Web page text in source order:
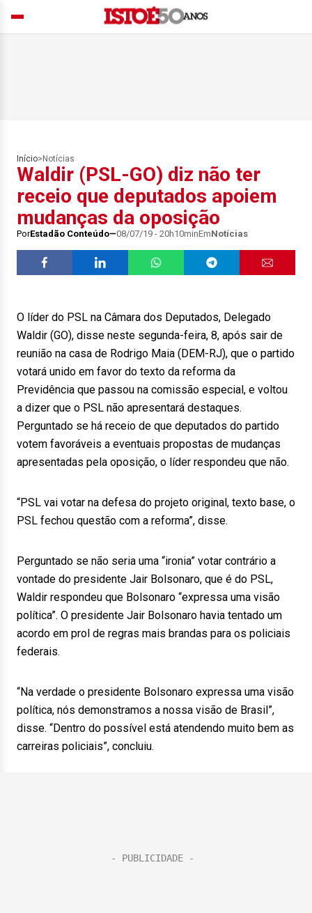
Início> Notícias
Waldir (PSL-GO) diz não ter
receio que deputados apoiem
mudanças da oposição
PorEstadão Conteúdo 08/07/19 - 20h10minEmNotícias
O líder do PSL na Câmara dos Deputados, Delegado
Waldir (GO), disse neste segunda-feira, 8, após sair de
reunião na casa de Rodrigo Maia (DEM-RJ), que o partido
votará unido em favor do texto da reforma da
Previdência que passou na comissão especial, e voltou
a dizer que o PSL não apresentará destaques.
Perguntado se há receio de que deputados do partido
votem favoráveis a eventuais propostas de mudanças
apresentadas pela oposição, o líder respondeu que não.
“PSL vai votar na defesa do projeto original, texto base, o
PSL fechou questão com a reforma”, disse.
Perguntado se não seria uma “ironia” votar contrário a
vontade do presidente Jair Bolsonaro, que é do PSL,
Waldir respondeu que Bolsonaro “expressa uma visão
política”. O presidente Jair Bolsonaro havia tentado um
acordo em prol de regras mais brandas para os policiais
federais.
“Na verdade o presidente Bolsonaro expressa uma visão
política, nós demonstramos a nossa visão de Brasil”,
disse. “Dentro do possível está atendendo muito bem as
carreiras policiais”, concluiu.